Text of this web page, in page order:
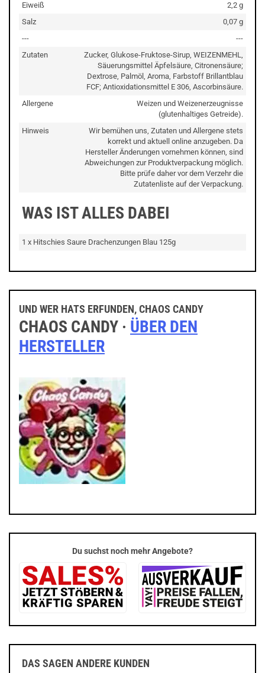
Eiweiß
2,2 g
Salz
0,07 g
---
---
Zutaten
Zucker, Glukose-Fruktose-Sirup, WEIZENMEHL,
Säuerungsmittel Äpfelsäure, Citronensäure;
Dextrose, Palmöl, Aroma, Farbstoff Brillantblau
FCF; Antioxidationsmittel E 306, Ascorbinsäure.
Allergene
Weizen und Weizenerzeugnisse
(glutenhaltiges Getreide).
Hinweis
Wir bemühen uns, Zutaten und Allergene stets
korrekt und aktuell online anzugeben. Da
Hersteller Änderungen vornehmen können, sind
Abweichungen zur Produktverpackung möglich.
Bitte prüfe daher vor dem Verzehr die
Zutatenliste auf der Verpackung.
WAS IST ALLES DABEI
1 x Hitschies Saure Drachenzungen Blau 125g
UND WER HATS ERFUNDEN, CHAOS CANDY
CHAOS CANDY · ÜBER DEN
HERSTELLER
Du suchst noch mehr Angebote?
DAS SAGEN ANDERE KUNDEN